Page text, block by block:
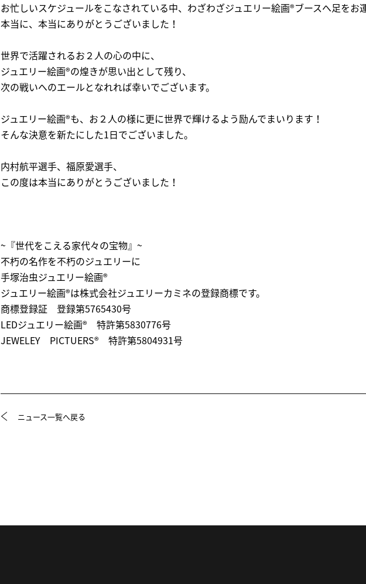
お忙しいスケジュールをこなされている中、わざわざジュエリー絵画®ブースへ足をお
本当に、本当にありがとうございました！
世界で活躍されるお２人の心の中に、
ジュエリー絵画®の煌きが思い出として残り、
次の戦いへのエールとなれれば幸いでございます。
ジュエリー絵画®も、お２人の様に更に世界で輝けるよう励んでまいります！
そんな決意を新たにした1日でございました。
内村航平選手、福原愛選手、
この度は本当にありがとうございました！
~『世代をこえる家代々の宝物』~
不朽の名作を不朽のジュエリーに
手塚治虫ジュエリー絵画®
ジュエリー絵画®は株式会社ジュエリーカミネの登録商標です。
商標登録証 登録第5765430号
LEDジュエリー絵画® 特許第5830776号
JEWELEY PICTUERS® 特許第5804931号
ニュース一覧へ戻る